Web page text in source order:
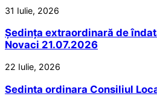
31 Iulie, 2026
Ședința extraordinară de
Novaci 21.07.2026
22 Iulie, 2026
Sedinta ordinara Consiliul